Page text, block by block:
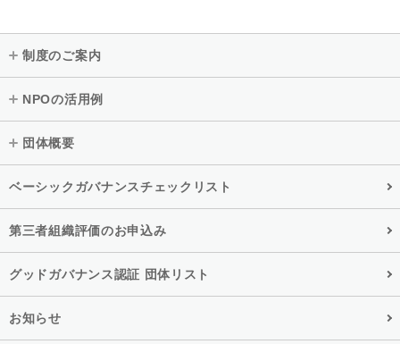
制度のご案内
NPOの活用例
団体概要
ベーシックガバナンスチェックリスト
第三者組織評価のお申込み
グッドガバナンス認証 団体リスト
お知らせ